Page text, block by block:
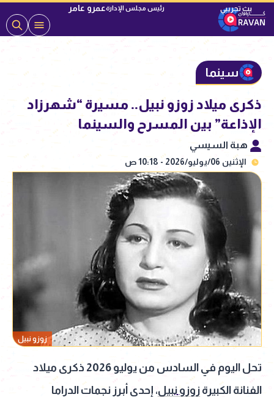
رئيس مجلس الإدارةعمرو عامر
سينما
ذكرى ميلاد زوزو نبيل.. مسيرة “شهرزاد
الإذاعة” بين المسرح والسينما
هبة السيسي
الإثنين 06/يوليو/2026 - 10:18 ص
زوزو نبيل
تحل اليوم في السادس من يوليو 2026 ذكرى ميلاد
الفنانة الكبيرة زوزو نبيل، إحدى أبرز نجمات الدراما